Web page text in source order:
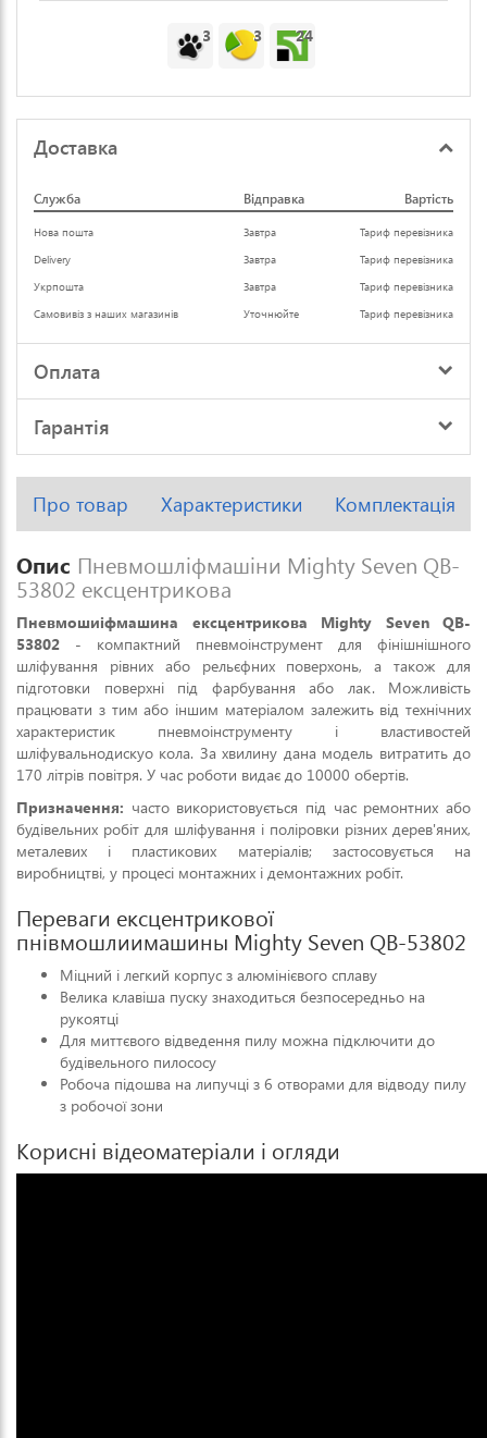
3 3 24
Доставка
Служба Відправка Вартість
Нова пошта Завтра
Тариф перевізника
Delivery
Завтра
Тариф перевізника
Укрпошта
Завтра
Тариф перевізника
Самовивіз з наших магазинів
Уточнюйте Тариф перевізника
Оплата
Гарантія
Про товар Характеристики Комплектація
Опис Пневмошліфмашіни Mighty Seven QB-
53802 ексцентрикова
Пневмошиіфмашина ексцентрикова Mighty Seven QB-
53802 - компактний пневмоінструмент для фінішнішного
шліфування рівних або рельєфних поверхонь, а також для
підготовки поверхні під фарбування або лак. Можливість
працювати з тим або іншим матеріалом залежить від технічних
характеристик пневмоінструменту і властивостей
шліфувальнодискуо кола. За хвилину дана модель витратить до
170 літрів повітря. У час роботи видає до 10000 обертів.
Призначення: часто використовується під час ремонтних або
будівельних робіт для шліфування і поліровки різних дерев'яних,
металевих і пластикових матеріалів; застосовується на
виробництві, у процесі монтажних і демонтажних робіт.
Переваги ексцентрикової
пнівмошлиимашины Mighty Seven QB-53802
Міцний і легкий корпус з алюмінієвого сплаву
Велика клавіша пуску знаходиться безпосередньо на
рукоятці
Для миттєвого відведення пилу можна підключити до
будівельного пилососу
Робоча підошва на липучці з 6 отворами для відводу пилу
з робочої зони
Корисні відеоматеріали і огляди